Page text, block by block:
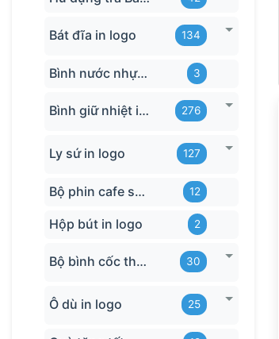
Bát đĩa in logo 134
Bình nước nhựa TQ 3
Bình giữ nhiệt in logo 276
Ly sứ in logo 127
Bộ phin cafe sứ Bát Tràng 12
Hộp bút in logo 2
Bộ bình cốc thủy tinh 30
Ô dù in logo 25